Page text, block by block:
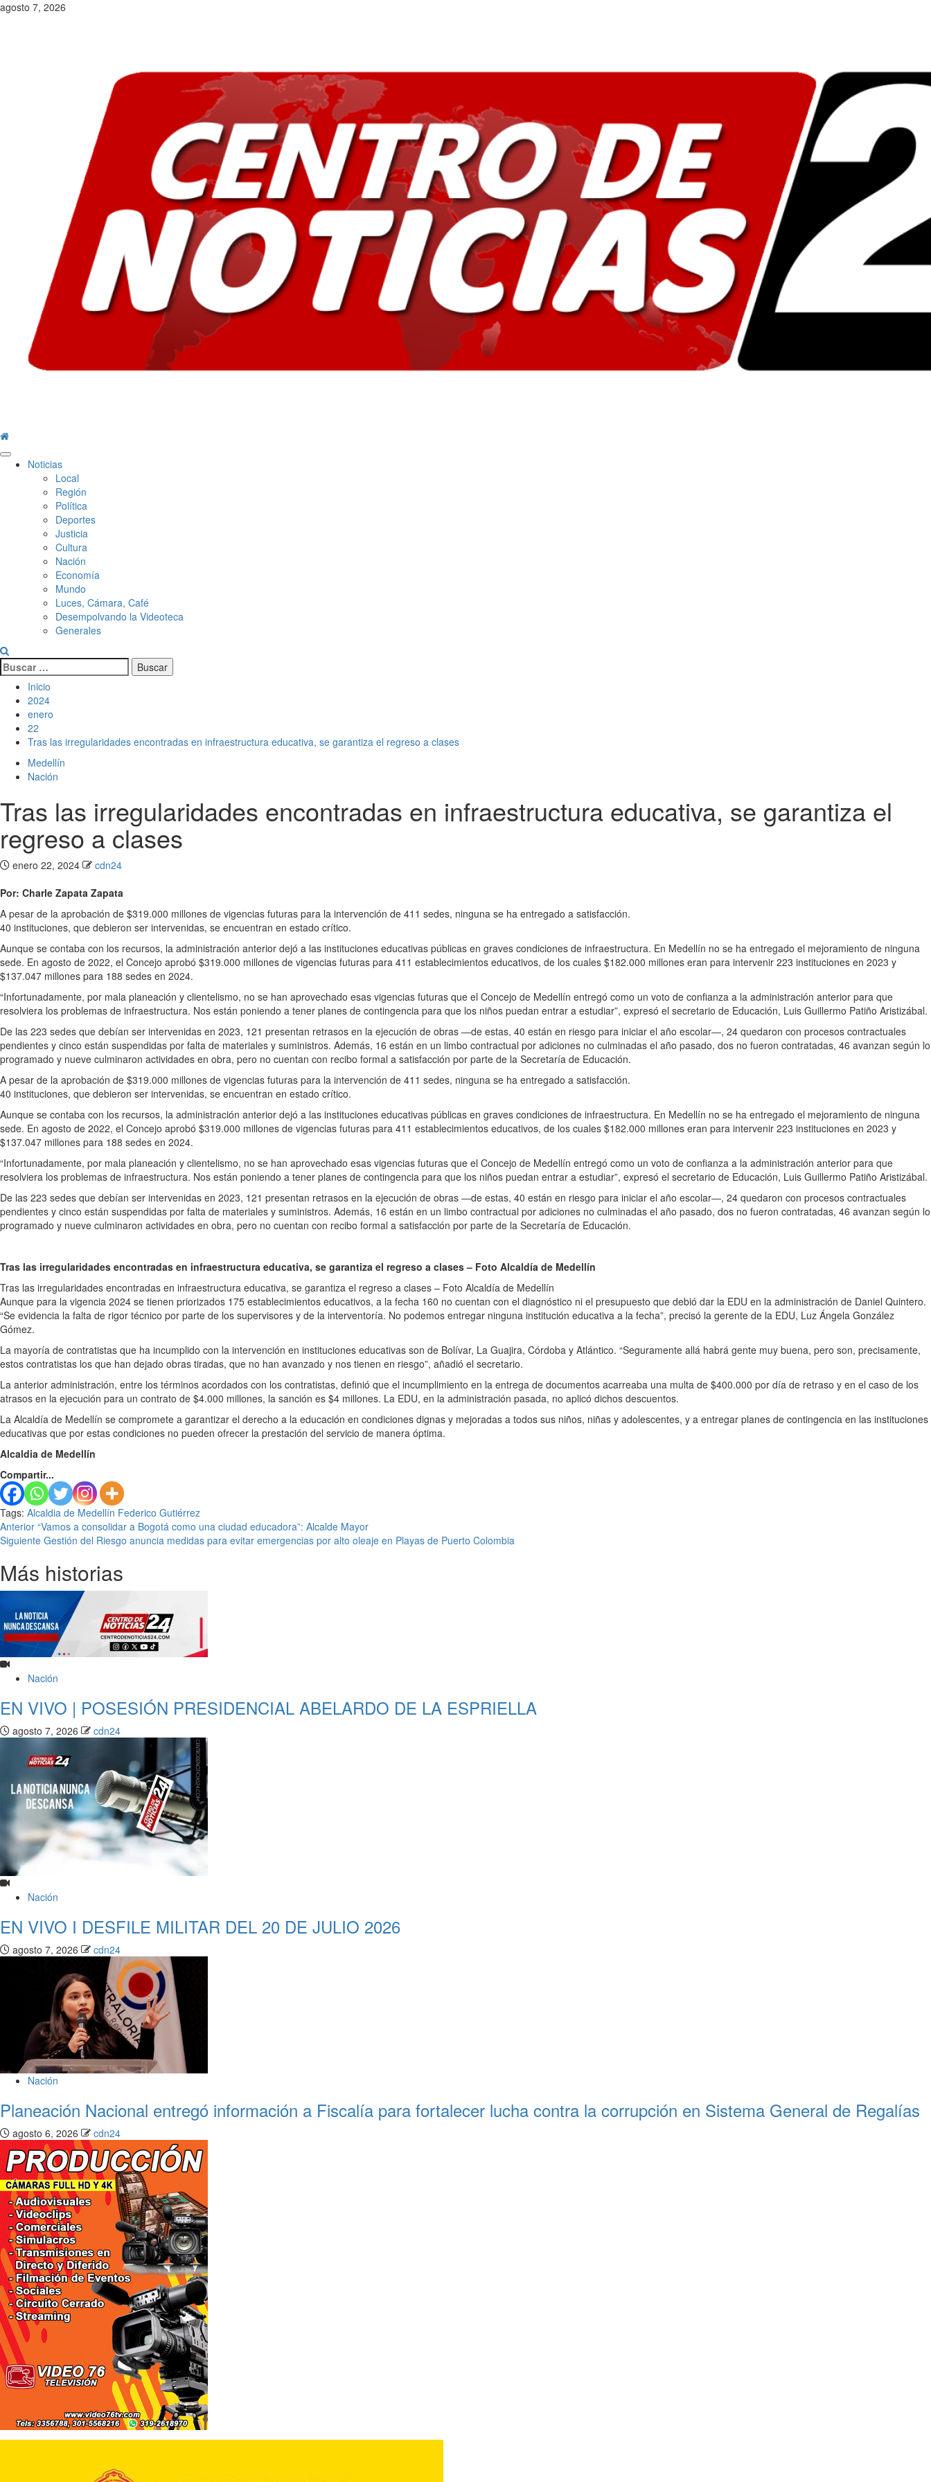
Saltar
agosto 7, 2026
MenúNoticias
Local
Región
Política
Deportes
Justicia
Cultura
Nación
Economía
Mundo
Luces, Cámara, Café
Desempolvando la Videoteca
Generales
Buscar:
Inicio
2024
enero
22
Tras las irregularidades encontradas en infraestructura educativa, se garantiza el regreso a clases
Medellín
Nación
Tras las irregularidades encontradas en infraestructura educativa, se garantiza el
regreso a clases
enero 22, 2024
cdn24
Por: Charle Zapata Zapata
A pesar de la aprobación de $319.000 millones de vigencias futuras para la intervención de 411 sedes, ninguna se ha entregado a satisfacción.
40 instituciones, que debieron ser intervenidas, se encuentran en estado crítico.
Aunque se contaba con los recursos, la administración anterior dejó a las instituciones educativas públicas en graves condiciones de infraestructura. En Medellín no se ha entregado el mejoramiento de ninguna
sede. En agosto de 2022, el Concejo aprobó $319.000 millones de vigencias futuras para 411 establecimientos educativos, de los cuales $182.000 millones eran para intervenir 223 instituciones en 2023 y
$137.047 millones para 188 sedes en 2024.
“Infortunadamente, por mala planeación y clientelismo, no se han aprovechado esas vigencias futuras que el Concejo de Medellín entregó como un voto de confianza a la administración anterior para que
resolviera los problemas de infraestructura. Nos están poniendo a tener planes de contingencia para que los niños puedan entrar a estudiar”, expresó el secretario de Educación, Luis Guillermo Patiño Aristizábal.
De las 223 sedes que debían ser intervenidas en 2023, 121 presentan retrasos en la ejecución de obras ―de estas, 40 están en riesgo para iniciar el año escolar―, 24 quedaron con procesos contractuales
pendientes y cinco están suspendidas por falta de materiales y suministros. Además, 16 están en un limbo contractual por adiciones no culminadas el año pasado, dos no fueron contratadas, 46 avanzan según lo
programado y nueve culminaron actividades en obra, pero no cuentan con recibo formal a satisfacción por parte de la Secretaría de Educación.
A pesar de la aprobación de $319.000 millones de vigencias futuras para la intervención de 411 sedes, ninguna se ha entregado a satisfacción.
40 instituciones, que debieron ser intervenidas, se encuentran en estado crítico.
Aunque se contaba con los recursos, la administración anterior dejó a las instituciones educativas públicas en graves condiciones de infraestructura. En Medellín no se ha entregado el mejoramiento de ninguna
sede. En agosto de 2022, el Concejo aprobó $319.000 millones de vigencias futuras para 411 establecimientos educativos, de los cuales $182.000 millones eran para intervenir 223 instituciones en 2023 y
$137.047 millones para 188 sedes en 2024.
“Infortunadamente, por mala planeación y clientelismo, no se han aprovechado esas vigencias futuras que el Concejo de Medellín entregó como un voto de confianza a la administración anterior para que
resolviera los problemas de infraestructura. Nos están poniendo a tener planes de contingencia para que los niños puedan entrar a estudiar”, expresó el secretario de Educación, Luis Guillermo Patiño Aristizábal.
De las 223 sedes que debían ser intervenidas en 2023, 121 presentan retrasos en la ejecución de obras ―de estas, 40 están en riesgo para iniciar el año escolar―, 24 quedaron con procesos contractuales
pendientes y cinco están suspendidas por falta de materiales y suministros. Además, 16 están en un limbo contractual por adiciones no culminadas el año pasado, dos no fueron contratadas, 46 avanzan según lo
programado y nueve culminaron actividades en obra, pero no cuentan con recibo formal a satisfacción por parte de la Secretaría de Educación.
Tras las irregularidades encontradas en infraestructura educativa, se garantiza el regreso a clases – Foto Alcaldía de Medellín
Tras las irregularidades encontradas en infraestructura educativa, se garantiza el regreso a clases – Foto Alcaldía de Medellín
Aunque para la vigencia 2024 se tienen priorizados 175 establecimientos educativos, a la fecha 160 no cuentan con el diagnóstico ni el presupuesto que debió dar la EDU en la administración de Daniel Quintero.
“Se evidencia la falta de rigor técnico por parte de los supervisores y de la interventoría. No podemos entregar ninguna institución educativa a la fecha”, precisó la gerente de la EDU, Luz Ángela González
Gómez.
La mayoría de contratistas que ha incumplido con la intervención en instituciones educativas son de Bolívar, La Guajira, Córdoba y Atlántico. “Seguramente allá habrá gente muy buena, pero son, precisamente,
estos contratistas los que han dejado obras tiradas, que no han avanzado y nos tienen en riesgo”, añadió el secretario.
La anterior administración, entre los términos acordados con los contratistas, definió que el incumplimiento en la entrega de documentos acarreaba una multa de $400.000 por día de retraso y en el caso de los
atrasos en la ejecución para un contrato de $4.000 millones, la sanción es $4 millones. La EDU, en la administración pasada, no aplicó dichos descuentos.
La Alcaldía de Medellín se compromete a garantizar el derecho a la educación en condiciones dignas y mejoradas a todos sus niños, niñas y adolescentes, y a entregar planes de contingencia en las instituciones
educativas que por estas condiciones no pueden ofrecer la prestación del servicio de manera óptima.
Alcaldia de Medellín
Compartir...
Tags: Alcaldia de Medellín Federico Gutiérrez
Seguir
leyendo
Anterior “Vamos a consolidar a Bogotá como una ciudad educadora”: Alcalde Mayor
Siguiente Gestión del Riesgo anuncia medidas para evitar emergencias por alto oleaje en Playas de Puerto Colombia
Más historias
Nación
EN VIVO | POSESIÓN PRESIDENCIAL ABELARDO DE LA ESPRIELLA
agosto 7, 2026 cdn24
Nación
EN VIVO I DESFILE MILITAR DEL 20 DE JULIO 2026
agosto 7, 2026 cdn24
Nación
Planeación Nacional entregó información a Fiscalía para fortalecer lucha contra la corrupción en Sistema General de Regalías
agosto 6, 2026 cdn24